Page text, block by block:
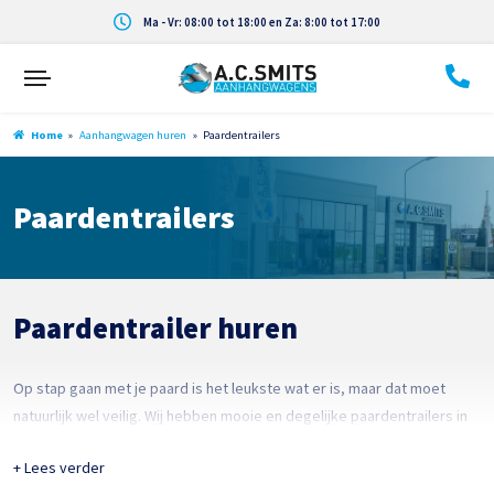
Ma - Vr: 08:00 tot 18:00 en Za: 8:00 tot 17:00
Home » Aanhangwagen huren » Paardentrailers
Paardentrailers
+ Lees verder
Paardentrailer huren
Op stap gaan met je paard is het leukste wat er is, maar dat moet
natuurlijk wel veilig. Wij hebben mooie en degelijke paardentrailers in
paard een hele beleving om over de weg vervoert te worden en dat